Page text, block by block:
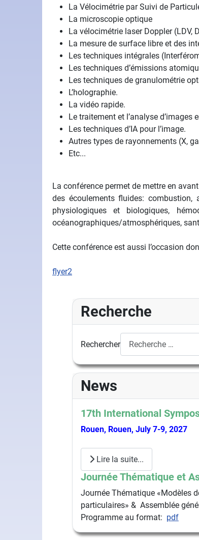
La Vélocimétrie par Suivi de
La microscopie optique
La vélocimétrie laser Doppler (LDV,
La mesure de surface libre et des
Les techniques intégrales
Les techniques d’émissions
Les techniques de granulométrie
L’holographie.
La vidéo rapide.
Le traitement et l’analyse
Les techniques d’IA pour l’image.
Autres types de rayonnements (X,
Etc...
La conférence permet de mettre en
des écoulements fluides: combustion,
physiologiques et biologiques,
océanographiques/atmosphériques,
Cette conférence est aussi l’occasion
flyer2
Recherche
Rechercher
News
17th International
Rouen, Rouen, July 7-9, 2027
Lire la suite...
Journée Thématique et
Journée Thématique «Modèles
particulaires» & Assemblée
Programme au format: pdf